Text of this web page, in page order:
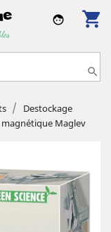
shopping_cart
face

Destockage
Maglev